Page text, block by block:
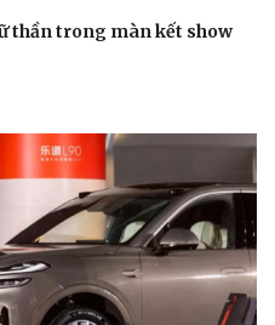
thần trong màn kết show